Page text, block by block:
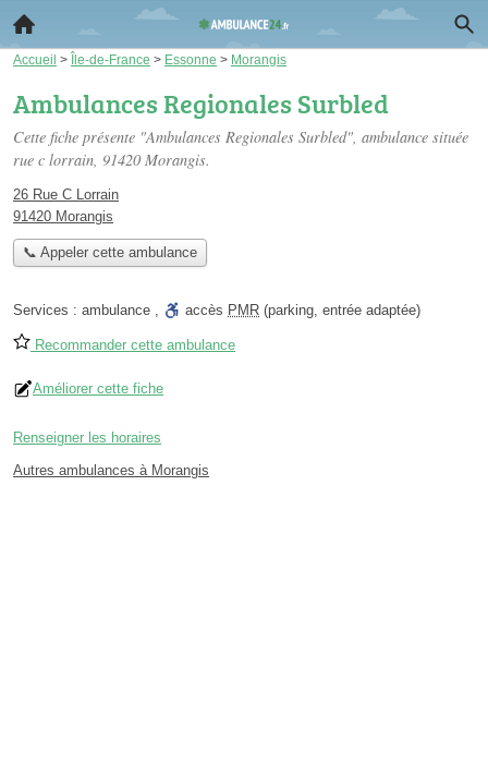
Accueil > Île-de-France > Essonne > Morangis
Ambulances Regionales Surbled
Cette fiche présente "Ambulances Regionales Surbled", ambulance située
rue c lorrain, 91420 Morangis.
26 Rue C Lorrain
91420 Morangis
📞 Appeler cette ambulance
Services : ambulance , accès PMR (parking, entrée adaptée)
Recommander cette ambulance
Améliorer cette fiche
Renseigner les horaires
Autres ambulances à Morangis